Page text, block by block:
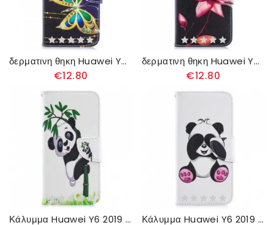
δερματινη θηκη Huawei Y6 2019 / Honor 8A Μαγική Πεταλούδα
€12.80
δερματινη θηκη Huawei Y6 2019 / Honor 8A Ροζ Λουλούδι
€12.80
Κάλυμμα Huawei Y6 2019 / Honor 8A Panda On Bamboo Κάλυμμα Huawei Y6 2019 / Honor 8A Panda Fun